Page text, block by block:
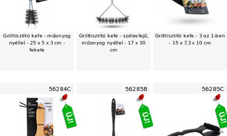
Grilltisztító kefe - műanyag
nyéllel - 25 x 5 x 3 cm -
fekete
Grilltisztító kefe - szélesfejű,
műanyag nyéllel - 17 x 30
cm
Grilltisztító kefe - 3 az 1-ben
- 15 x 7,3 x 10 cm
56284C 56285B 56285C